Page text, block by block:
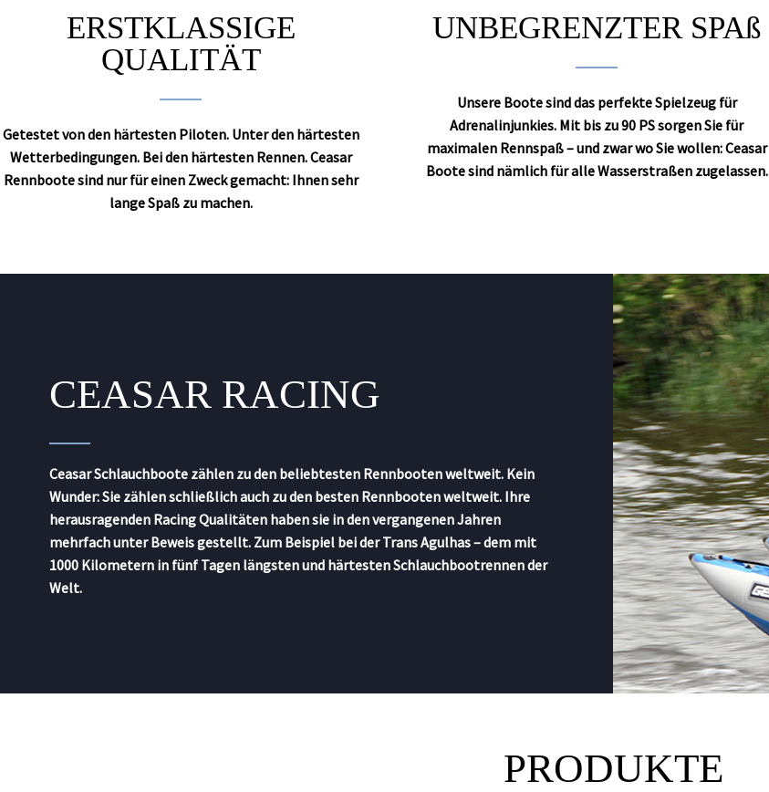
ERSTKLASSIGE
QUALITÄT
Getestet von den härtesten Piloten. Unter den härtesten
Wetterbedingungen. Bei den härtesten Rennen. Ceasar
Rennboote sind nur für einen Zweck gemacht: Ihnen sehr
lange Spaß zu machen.
UNBEGRENZTER SPAß
Unsere Boote sind das perfekte Spielzeug für
Adrenalinjunkies. Mit bis zu 90 PS sorgen Sie für
maximalen Rennspaß – und zwar wo Sie wollen: Ceasar
Boote sind nämlich für alle Wasserstraßen zugelassen.
CEASAR RACING
Ceasar Schlauchboote zählen zu den beliebtesten Rennbooten weltweit. Kein
Wunder: Sie zählen schließlich auch zu den besten Rennbooten weltweit. Ihre
herausragenden Racing Qualitäten haben sie in den vergangenen Jahren
mehrfach unter Beweis gestellt. Zum Beispiel bei der Trans Agulhas – dem mit
1000 Kilometern in fünf Tagen längsten und härtesten Schlauchbootrennen der
Welt.
PRODUKTE